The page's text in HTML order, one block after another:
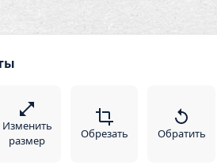
Изменить
размер
Обрезать Обратить